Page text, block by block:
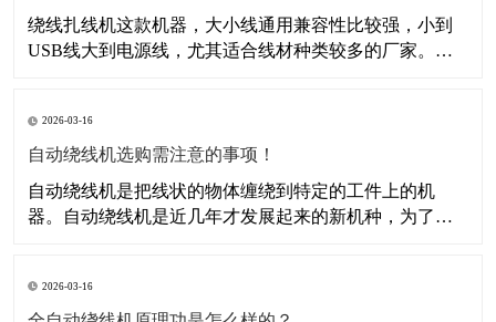
排线、自动缠
绕线扎线机这款机器，大小线通用兼容性比较强，小到
USB线大到电源线，尤其适合线材种类较多的厂家。速
工疲劳强度，提高工作效率。本机采用可编程控制器
（PLC）控制，人机界面操控。​外型新颖，结构合理，
2026-03-16
自动绕线机选购需注意的事项！
自动绕线机是把线状的物体缠绕到特定的工件上的机
器。自动绕线机是近几年才发展起来的新机种，为了适
进口机型的设计，采用可编程控制器作为设备的控制核
心，配合机械手、气动控制元件和执行附件来完成自动
2026-03-16